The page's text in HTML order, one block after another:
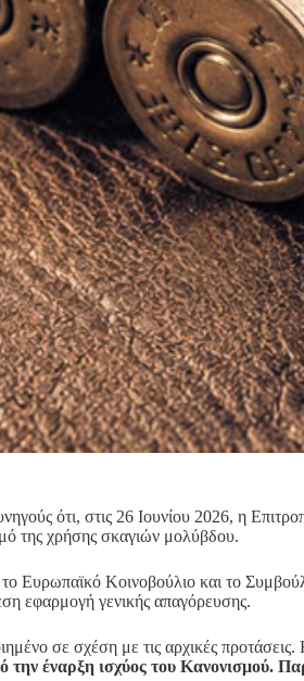
ότι, στις 26 Ιουνίου 2026, η
της χρήσης σκαγιών μολύβδου.
Ευρωπαϊκό Κοινοβούλιο και το
εφαρμογή γενικής απαγόρευσης.
σε σχέση με τις αρχικές προτάσεις.
έναρξη ισχύος του Κανονισμού.